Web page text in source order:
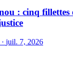
: cinq fillettes
· juil. 7, 2026